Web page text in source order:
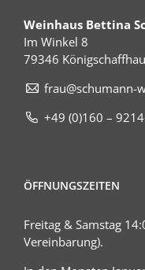
Weinhaus Bettina
Im Winkel 8
79346
frau@schumann-
+49 (0)160 –
ÖFFNUNGSZEITEN
Freitag & Samstag
Vereinbarung).